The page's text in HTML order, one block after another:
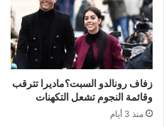
ق
ع
ا
ل
ا
ر
ت
ف
ل
ل
ج
ن
ة
ا
ل
ع
زفاف رونالدو السبت؟ماديرا تترقب
وقائمة النجوم تشعل التكهنات
منذ 3 أيام